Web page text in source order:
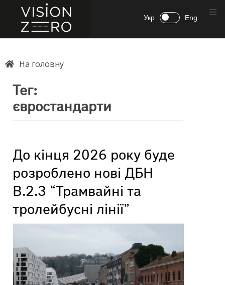
Укр Eng
На головну
Тег:
євростандарти
До кінця 2026 року буде
розроблено нові ДБН
В.2.3 “Трамвайні та
тролейбусні лінії”